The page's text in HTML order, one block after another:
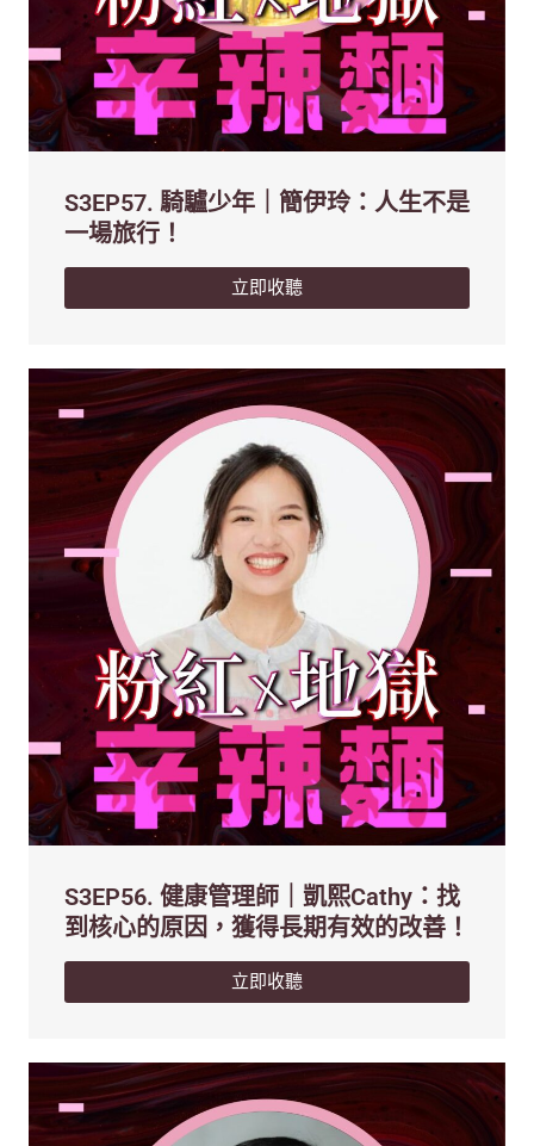
S3EP57. 騎驢少年｜簡伊玲：人生不是
一場旅行！
立即收聽
S3EP56. 健康管理師｜凱熙Cathy：找
到核心的原因，獲得長期有效的改善！
立即收聽